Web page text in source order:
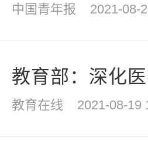
中国青年报 2021-08-
教育部：深化
教育在线 2021-08-19